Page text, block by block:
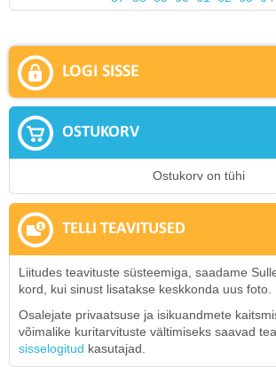
LOGI SISSE
OSTUKORV
Ostukorv on tühi
TELLI TEAVITUSED
Liitudes teavituste süsteemiga, saadame
kord, kui sinust lisatakse keskkonda uus foto.
Osalejate privaatsuse ja isikuandmete
võimalike kuritarvituste vältimiseks saavad
sisselogitud kasutajad.